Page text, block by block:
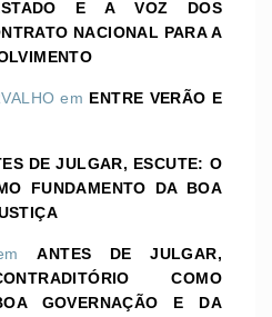
E A VOZ DOS
NACIONAL PARA A
em ENTRE VERÃO E
DE JULGAR, ESCUTE: O
FUNDAMENTO DA BOA
ANTES DE JULGAR,
COMO
GOVERNAÇÃO E DA